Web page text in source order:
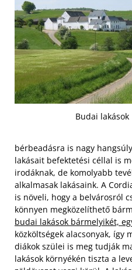
Budai lakások
bérbeadásra is nagy
lakásait befektetési céllal is
irodáknak, de komolyabb
alkalmasak lakásaink. A
is növeli, hogy a belvárosról
könnyen megközelíthető
budai lakások bármelyikét,
közköltségek alacsonyak, így
diákok szülei is meg tudják
lakások környékén tiszta a